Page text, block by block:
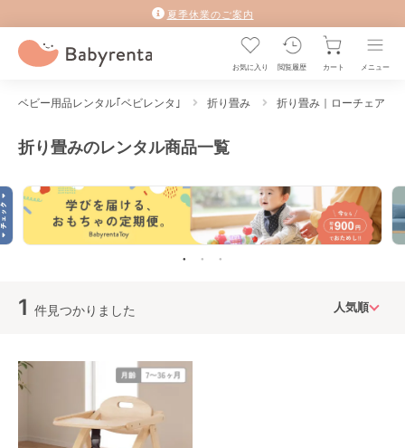
夏季休業のご案内
お気に入り 閲覧履歴 カート メニュー
ベビー用品レンタル｢ベビレンタ｣ 折り畳み 折り畳み｜ローチェア
折り畳みのレンタル商品一覧
1 件見つかりました